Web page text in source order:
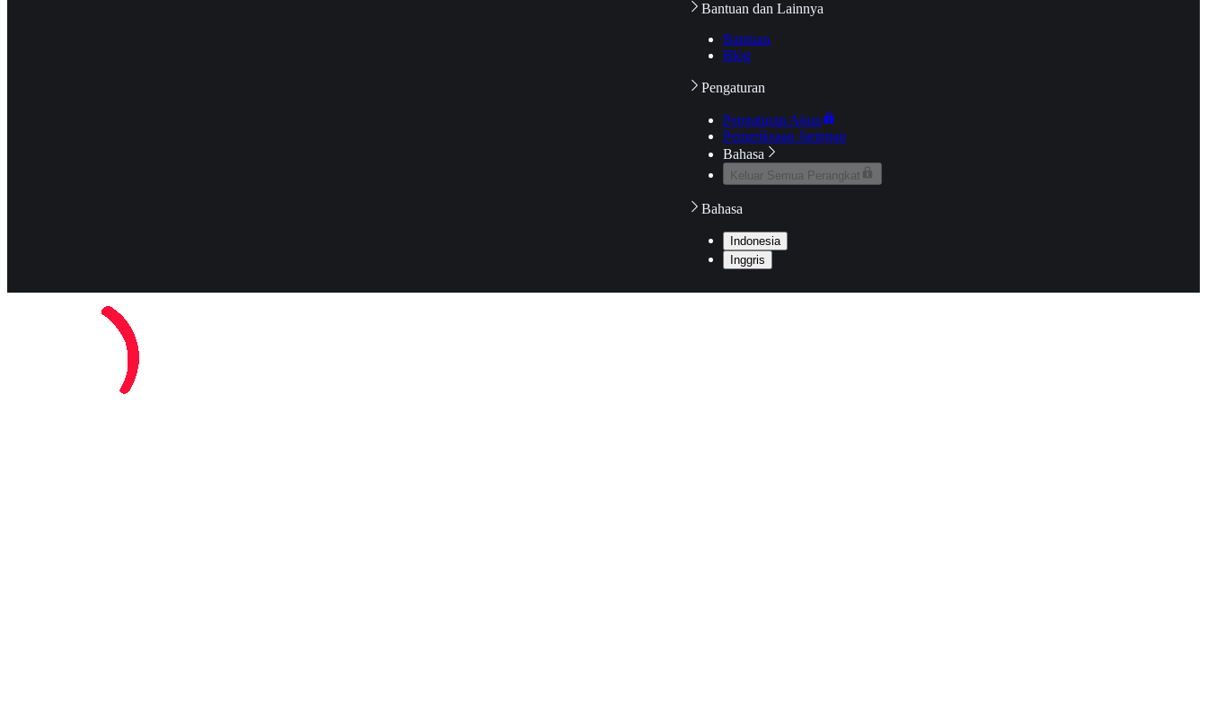
Bantuan dan Lainnya
Bantuan
Blog
Pengaturan
Pengaturan Akun
Pemeriksaan Jaringan
Bahasa
Keluar Semua Perangkat
Bahasa
Indonesia
Inggris